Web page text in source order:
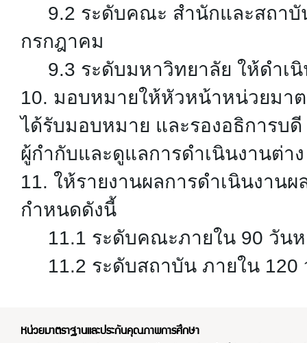
9.2 ระดับคณะ สำนักและสถาบัน
กรกฎาคม
9.3 ระดับมหาวิทยาลัย ให้ดำเนิ
10. มอบหมายให้หัวหน้าหน่วยมา
ได้รับมอบหมาย และรองอธิการบ
ผู้กำกับและดูแลการดำเนินงานต่า
11. ให้รายงานผลการดำเนินงาน
กำหนดดังนี้
11.1 ระดับคณะภายใน 90 วันห
11.2 ระดับสถาบัน ภายใน 120
หน่วยมาตราฐานและประกันคุณภาพการศึกษา